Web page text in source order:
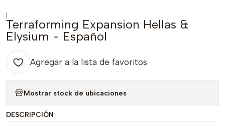
|
Terraforming Expansion Hellas &
Elysium - Español
Agregar a la lista de favoritos
Mostrar stock de ubicaciones
DESCRIPCIÓN